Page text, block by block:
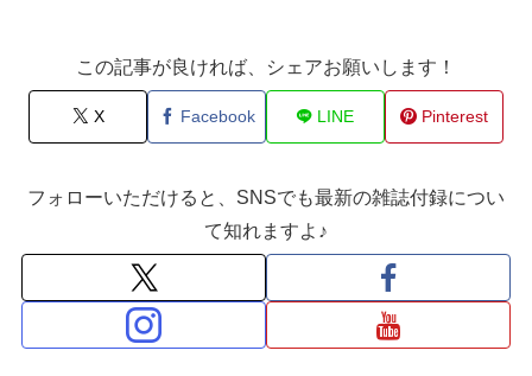
この記事が良ければ、シェアお願いします！
X Facebook LINE Pinterest
フォローいただけると、SNSでも最新の雑誌付録につい
て知れますよ♪